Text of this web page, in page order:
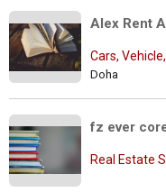
Alex Rent
Cars,
Doha
fz ever
Real Estate